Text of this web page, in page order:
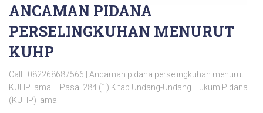
ANCAMAN PIDANA
PERSELINGKUHAN MENURUT
KUHP
Call : 082268687566 | Ancaman pidana perselingkuhan menurut
KUHP lama – Pasal 284 (1) Kitab Undang-Undang Hukum Pidana
(KUHP) lama